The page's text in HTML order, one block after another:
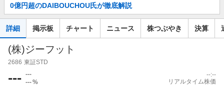
知
ら
せ
0億円超のDAIBOUCHOU氏が徹底解説
詳細 掲示板 チャート ニュース 株つぶやき 決算
(株)ジーフット
2686 東証STD
--- ---
---%
--:--
リアルタイム株価